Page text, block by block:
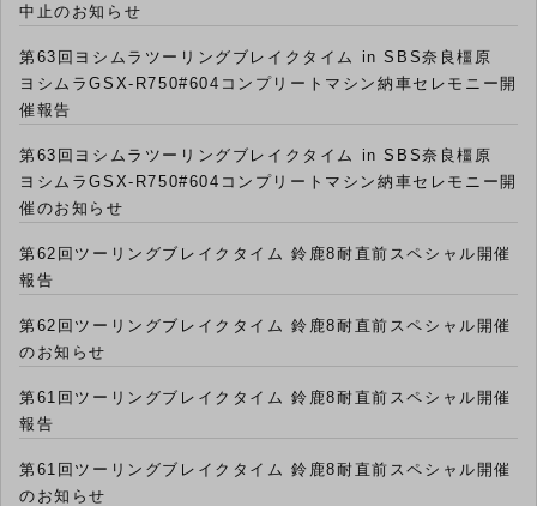
中止のお知らせ
第63回ヨシムラツーリングブレイクタイム in SBS奈良橿原
ヨシムラGSX-R750#604コンプリートマシン納車セレモニー開
催報告
第63回ヨシムラツーリングブレイクタイム in SBS奈良橿原
ヨシムラGSX-R750#604コンプリートマシン納車セレモニー開
催のお知らせ
第62回ツーリングブレイクタイム 鈴鹿8耐直前スペシャル開催
報告
第62回ツーリングブレイクタイム 鈴鹿8耐直前スペシャル開催
のお知らせ
第61回ツーリングブレイクタイム 鈴鹿8耐直前スペシャル開催
報告
第61回ツーリングブレイクタイム 鈴鹿8耐直前スペシャル開催
のお知らせ